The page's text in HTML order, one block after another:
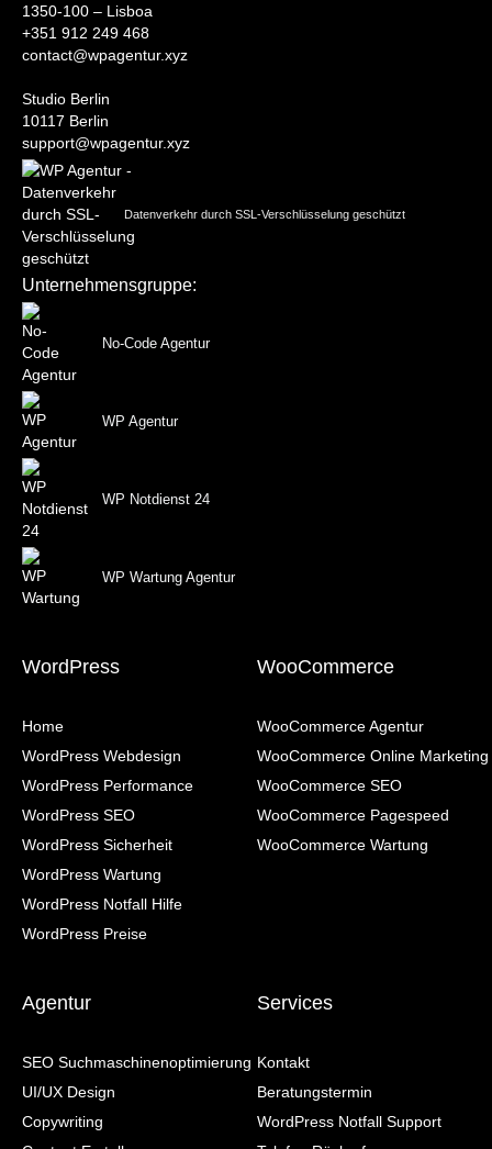
1350-100 – Lisboa
+351 912 249 468
contact@wpagentur.xyz
Studio Berlin
10117 Berlin
support@wpagentur.xyz
Datenverkehr durch SSL-Verschlüsselung geschützt
Unternehmensgruppe:
No-Code Agentur
WP Agentur
WP Notdienst 24
WP Wartung Agentur
WordPress
Home
WordPress Webdesign
WordPress Performance
WordPress SEO
WordPress Sicherheit
WordPress Wartung
WordPress Notfall Hilfe
WordPress Preise
WooCommerce
WooCommerce Agentur
WooCommerce Online Marketing
WooCommerce SEO
WooCommerce Pagespeed
WooCommerce Wartung
Agentur
SEO Suchmaschinenoptimierung
UI/UX Design
Copywriting
Services
Kontakt
Beratungstermin
WordPress Notfall Support